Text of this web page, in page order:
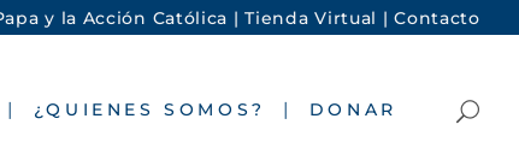
y la Acción Católica |Tienda Virtual |Contacto
¿QUIENES SOMOS? DONAR